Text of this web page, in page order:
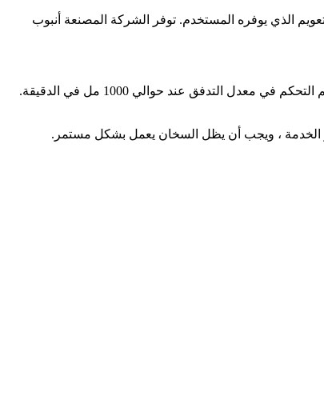
تدفق التعويم الذي يوفره المستخدم. توفر الشركة المصنعة أنبوب
: المستشعر يحتوي على مدخل هواء يمكنه تمرير الغاز. عندما لا يتم فحصه ، يتم إغلاقه بواسطة الحاجز. عند معايرة الهواء ، يتم التحكم في معدل التدفق عند حوالي 1000 مل في الدقيقة.